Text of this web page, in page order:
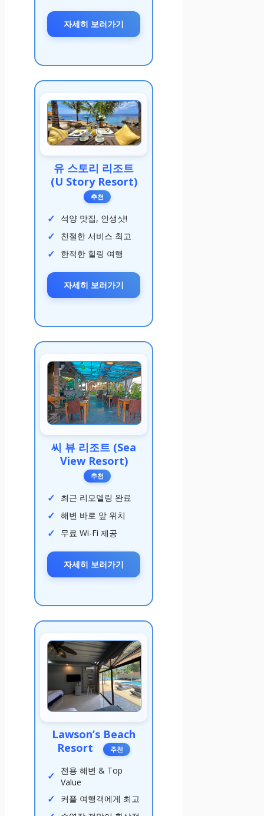
자세히 보러가기
유 스토리 리조트
(U Story Resort)
추천
석양 맛집, 인생샷!
친절한 서비스 최고
한적한 힐링 여행
자세히 보러가기
씨 뷰 리조트 (Sea
View Resort)
추천
최근 리모델링 완료
해변 바로 앞 위치
무료 Wi-Fi 제공
자세히 보러가기
Lawson’s Beach
Resort
추천
전용 해변 & Top
Value
커플 여행객에게 최고